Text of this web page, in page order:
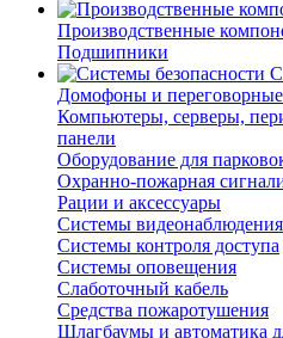
Производственные
Подшипники
Домофоны и переговорные
Компьютеры, серверы,
панели
Оборудование для
Охранно-пожарная
Рации и аксессуары
Системы видеонаблюдения
Системы контроля доступа
Системы оповещения
Слаботочный кабель
Средства пожаротушения
Шлагбаумы и автоматика